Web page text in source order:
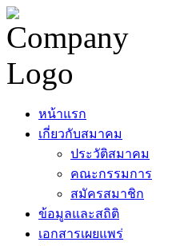
หน้าแรก
เกี่ยวกับสมาคม
ประวัติสมาคม
คณะกรรมการ
สมัครสมาชิก
ข้อมูลและสถิติ
เอกสารเผยแพร่